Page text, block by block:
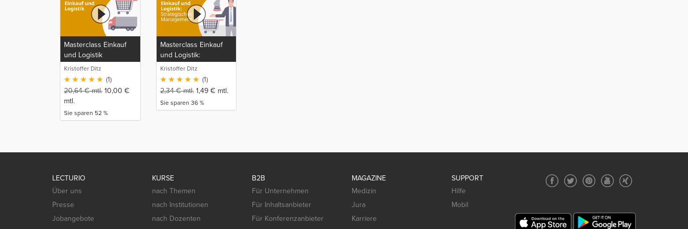
Masterclass Einkauf
und Logistik
Kristoffer Ditz
(1)
20,64€mtl. 10,00 €
mtl.
Sie sparen 52 %
Masterclass Einkauf
und Logistik:
Strategisches
Management
Kristoffer Ditz
(1)
2,34€mtl. 1,49 € mtl.
Sie sparen 36 %
LECTURIO
Über uns
Presse
Jobangebote
KURSE
nach Themen
nach Institutionen
nach Dozenten
B2B
Für Unternehmen
Für Inhaltsanbieter
Für Konferenzanbieter
MAGAZINE
Medizin
Jura
Karriere
SUPPORT
Hilfe
Mobil